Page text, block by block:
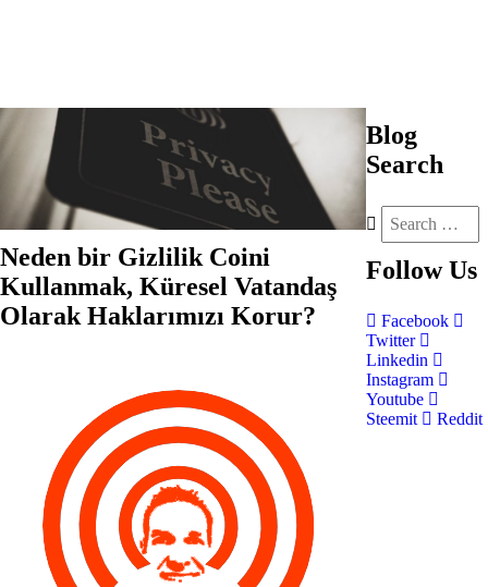
Neden bir Gizlilik Coini
Kullanmak, Küresel Vatandaş
Olarak Haklarımızı Korur?
Blog
Search
Follow Us
Facebook
Twitter
Linkedin
Instagram
Youtube
Steemit
Reddit